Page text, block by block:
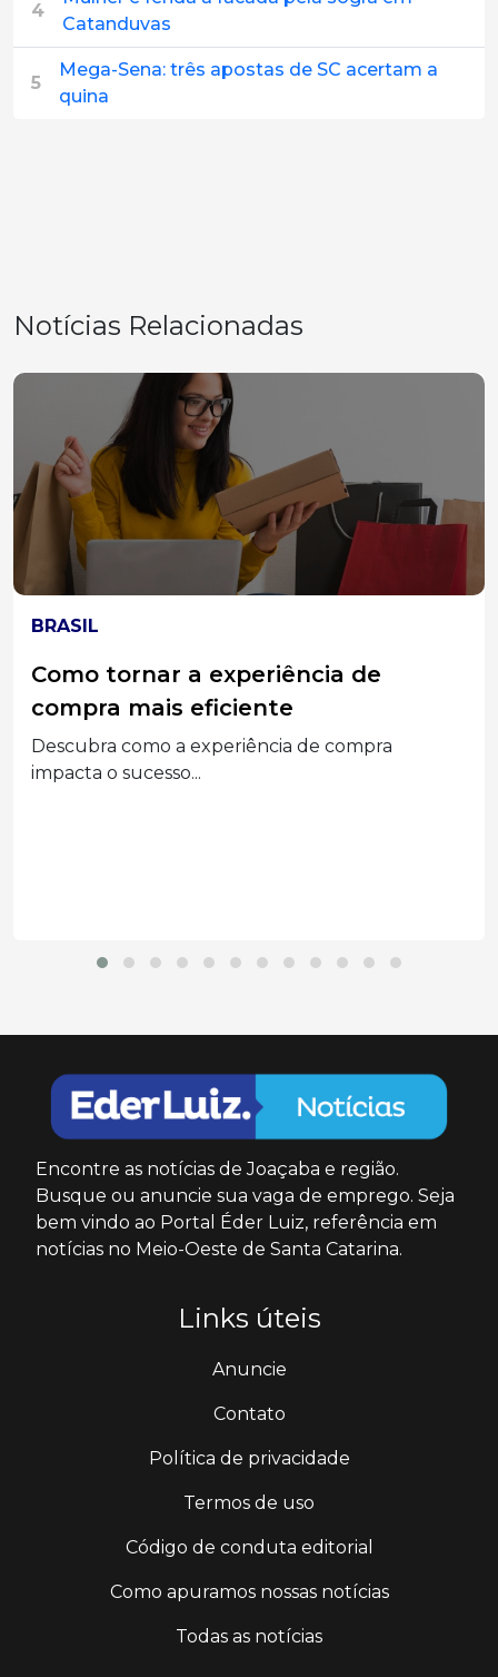
4
Catanduvas
5
Mega-Sena: três apostas de SC acertam a
quina
Notícias Relacionadas
ELEIÇÕES 2026
MPT-SC divulga acórdão do TST que
condenou Associações Empresariais
e seus Dirigentes por assédio
eleitoral
Encontre as notícias de Joaçaba e região.
Busque ou anuncie sua vaga de emprego. Seja
bem vindo ao Portal Éder Luiz, referência em
notícias no Meio-Oeste de Santa Catarina.
Links úteis
Anuncie
Contato
Política de privacidade
Termos de uso
Código de conduta editorial
Como apuramos nossas notícias
Todas as notícias